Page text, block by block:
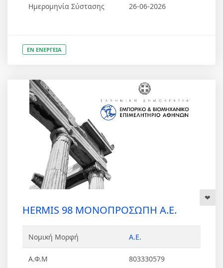
Ημερομηνία Σύστασης 26-06-2026
ΕΝ ΕΝΕΡΓΕΙΑ
HERMIS 98 ΜΟΝΟΠΡΟΣΩΠΗ Α.Ε.
Νομική Μορφή Α.Ε.
Α.Φ.Μ 803330579